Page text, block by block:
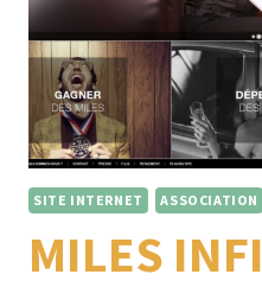
SITE INTERNET ASSOCIATION
MILES